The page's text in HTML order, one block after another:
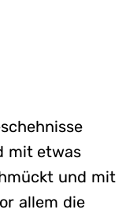
mit etwas
und mit
allem die